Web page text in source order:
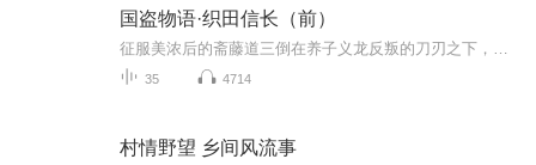
国盗物语·织田信长（前）
35 4714
村情野望 乡间风流事